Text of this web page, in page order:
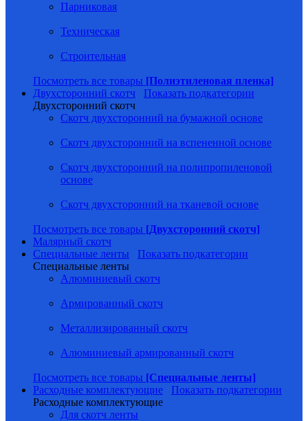
Парниковая
Техническая
Строительная
Посмотреть все товары [Полиэтиленовая пленка]
Двухсторонний скотч
Показать подкатегории
Двухсторонний скотч
Скотч двухсторонний на бумажной основе
Скотч двухсторонний на вспененной основе
Скотч двухсторонний на полипропиленовой
основе
Скотч двухсторонний на тканевой основе
Посмотреть все товары [Двухсторонний скотч]
Малярный скотч
Специальные ленты
Показать подкатегории
Специальные ленты
Алюминиевый скотч
Армированный скотч
Металлизированный скотч
Алюминиевый армированный скотч
Посмотреть все товары [Специальные ленты]
Расходные комплектующие
Показать подкатегории
Расходные комплектующие
Для скотч ленты